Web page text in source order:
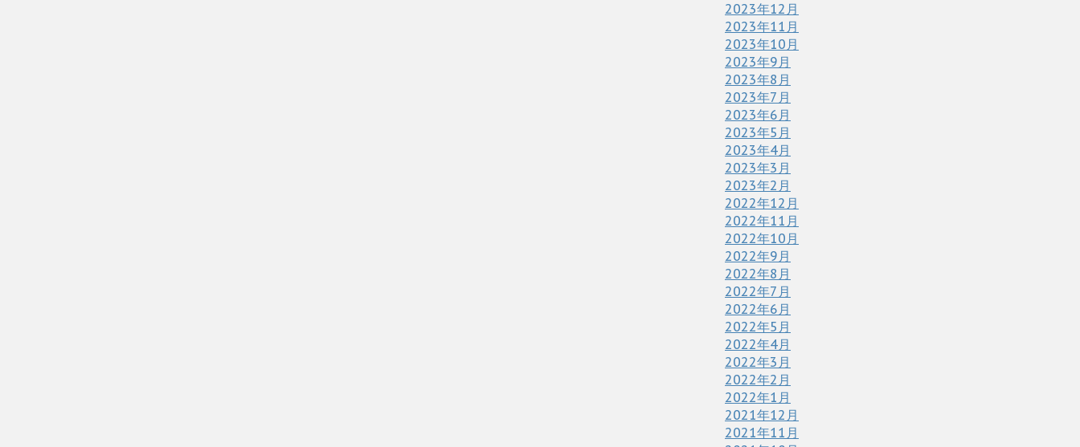
2023年12月
2023年11月
2023年10月
2023年9月
2023年8月
2023年7月
2023年6月
2023年5月
2023年4月
2023年3月
2023年2月
2022年12月
2022年11月
2022年10月
2022年9月
2022年8月
2022年7月
2022年6月
2022年5月
2022年4月
2022年3月
2022年2月
2022年1月
2021年12月
2021年11月